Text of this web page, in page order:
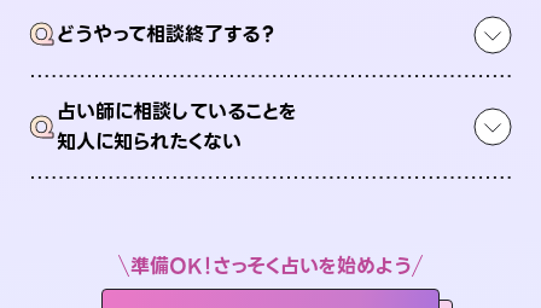
Qどうやって相談終了する？
Q占い師に相談していることを
知人に知られたくない
準備OK！さっそく占いを始めよう